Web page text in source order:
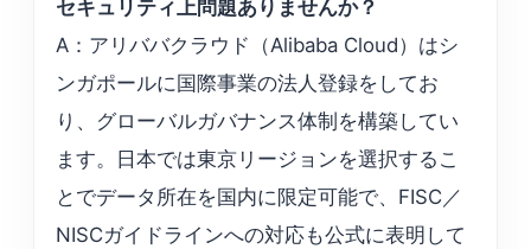
セキュリティ上問題ありませんか？
A：アリババクラウド（Alibaba Cloud）はシ
ンガポールに国際事業の法人登録をしてお
り、グローバルガバナンス体制を構築してい
ます。日本では東京リージョンを選択するこ
とでデータ所在を国内に限定可能で、FISC／
NISCガイドラインへの対応も公式に表明して